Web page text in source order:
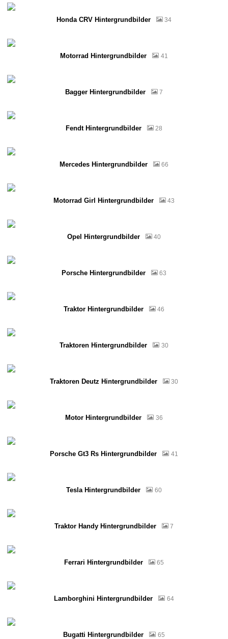
Honda CRV Hintergrundbilder 34
Motorrad Hintergrundbilder 41
Bagger Hintergrundbilder 7
Fendt Hintergrundbilder 28
Mercedes Hintergrundbilder 66
Motorrad Girl Hintergrundbilder 43
Opel Hintergrundbilder 40
Porsche Hintergrundbilder 63
Traktor Hintergrundbilder 46
Traktoren Hintergrundbilder 30
Traktoren Deutz Hintergrundbilder 30
Motor Hintergrundbilder 36
Porsche Gt3 Rs Hintergrundbilder 41
Tesla Hintergrundbilder 60
Traktor Handy Hintergrundbilder 7
Ferrari Hintergrundbilder 65
Lamborghini Hintergrundbilder 64
Bugatti Hintergrundbilder 65